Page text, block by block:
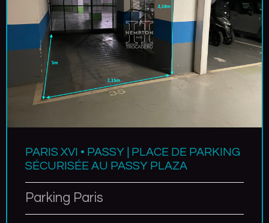
PARIS XVI • PASSY | PLACE DE PARKING
SÉCURISÉE AU PASSY PLAZA
Parking Paris